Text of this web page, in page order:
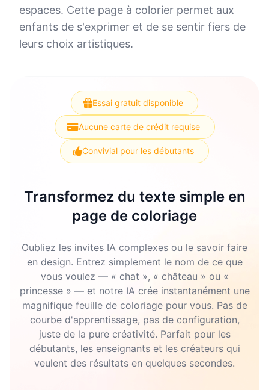
espaces. Cette page à colorier permet aux
enfants de s'exprimer et de se sentir fiers de
leurs choix artistiques.
Essai gratuit disponible
Aucune carte de crédit requise
Convivial pour les débutants
Transformez du texte simple en
page de coloriage
Oubliez les invites IA complexes ou le savoir faire
en design. Entrez simplement le nom de ce que
vous voulez — « chat », « château » ou «
princesse » — et notre IA crée instantanément une
magnifique feuille de coloriage pour vous. Pas de
courbe d'apprentissage, pas de configuration,
juste de la pure créativité. Parfait pour les
débutants, les enseignants et les créateurs qui
veulent des résultats en quelques secondes.